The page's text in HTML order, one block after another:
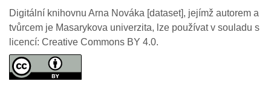
Digitální knihovnu Arna Nováka [dataset], jejímž autorem a
tvůrcem je Masarykova univerzita, lze používat v souladu s
licencí: Creative Commons BY 4.0.